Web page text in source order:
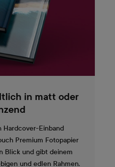
in matt oder
Hardcover-Einband
Premium Fotopapier
Blick und gibt deinem
und edlen Rahmen.